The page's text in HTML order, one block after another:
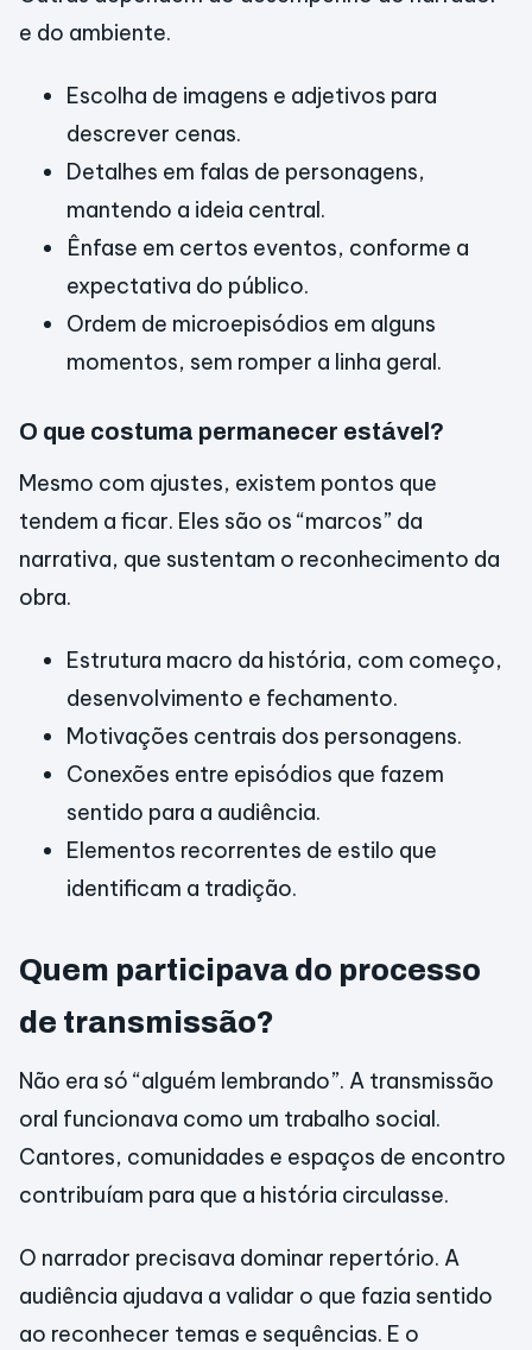
e do ambiente.
Escolha de imagens e adjetivos para
descrever cenas.
Detalhes em falas de personagens,
mantendo a ideia central.
Ênfase em certos eventos, conforme a
expectativa do público.
Ordem de microepisódios em alguns
momentos, sem romper a linha geral.
O que costuma permanecer estável?
Mesmo com ajustes, existem pontos que
tendem a ficar. Eles são os “marcos” da
narrativa, que sustentam o reconhecimento da
obra.
Estrutura macro da história, com começo,
desenvolvimento e fechamento.
Motivações centrais dos personagens.
Conexões entre episódios que fazem
sentido para a audiência.
Elementos recorrentes de estilo que
identificam a tradição.
Quem participava do processo
de transmissão?
Não era só “alguém lembrando”. A transmissão
oral funcionava como um trabalho social.
Cantores, comunidades e espaços de encontro
contribuíam para que a história circulasse.
O narrador precisava dominar repertório. A
audiência ajudava a validar o que fazia sentido
ao reconhecer temas e sequências. E o